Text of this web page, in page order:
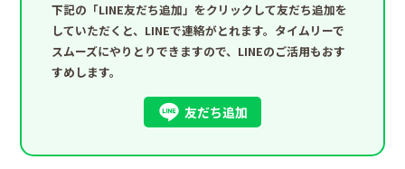
下記の「LINE友だち追加」をクリックして友だち追加を
していただくと、LINEで連絡がとれます。 タイムリーで
スムーズにやりとりできますので、LINEのご活用もおす
すめします。
友だち追加